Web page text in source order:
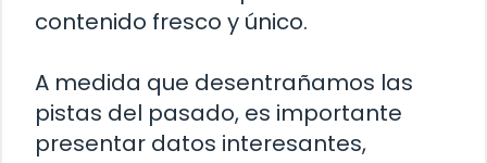
contenido fresco y único.
A medida que desentrañamos las
pistas del pasado, es importante
presentar datos interesantes,